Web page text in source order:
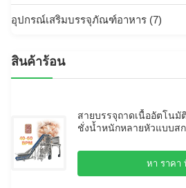
อุปกรณ์เสริมบรรจุภัณฑ์อาหาร (7)
สินค้าร้อน
สายบรรจุถาดเนื้ออัตโนมั
ชั่งน้ำหนักหลายหัวแบบสก
หา ราคา